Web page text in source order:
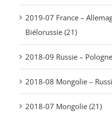
2019-07 France –
Biélorussie (21)
2018-09 Russie –
2018-08 Mongolie –
2018-07 Mongolie (21)